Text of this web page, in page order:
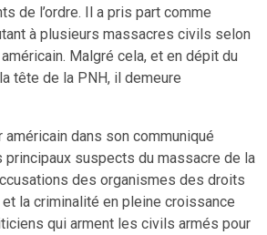
de l’ordre. Il a pris part comme
à plusieurs massacres civils selon
Malgré cela, et en dépit du
tête de la PNH, il demeure
américain dans son communiqué
principaux suspects du massacre de la
des organismes des droits
et la criminalité en pleine croissance
qui arment les civils armés pour